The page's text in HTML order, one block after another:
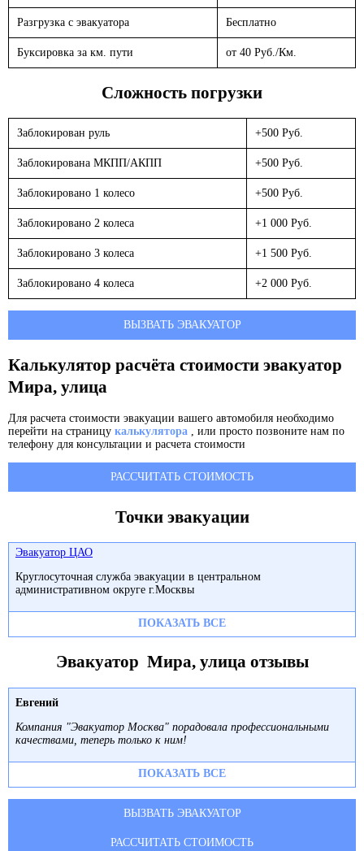
Разгрузка с эвакуатора Бесплатно
Буксировка за км. пути от 40 Руб./Км.
Сложность погрузки
Заблокирован руль +500 Руб.
Заблокирована МКПП/АКПП +500 Руб.
Заблокировано 1 колесо +500 Руб.
Заблокировано 2 колеса +1 000 Руб.
Заблокировано 3 колеса +1 500 Руб.
Заблокировано 4 колеса +2 000 Руб.
ВЫЗВАТЬ ЭВАКУАТОР
Калькулятор расчёта стоимости эвакуатор
Мира, улица
Для расчета стоимости эвакуации вашего автомобиля необходимо
перейти на страницу калькулятора , или просто позвоните нам по
телефону для консультации и расчета стоимости
РАССЧИТАТЬ СТОИМОСТЬ
Точки эвакуации
Эвакуатор ЦАО
Круглосуточная служба эвакуации в центральном
административном округе г.Москвы
ПОКАЗАТЬ ВСЕ
Эвакуатор Мира, улица отзывы
Евгений
Компания "Эвакуатор Москва" порадовала профессиональными
качествами, теперь только к ним!
ПОКАЗАТЬ ВСЕ
ВЫЗВАТЬ ЭВАКУАТОР
РАССЧИТАТЬ СТОИМОСТЬ